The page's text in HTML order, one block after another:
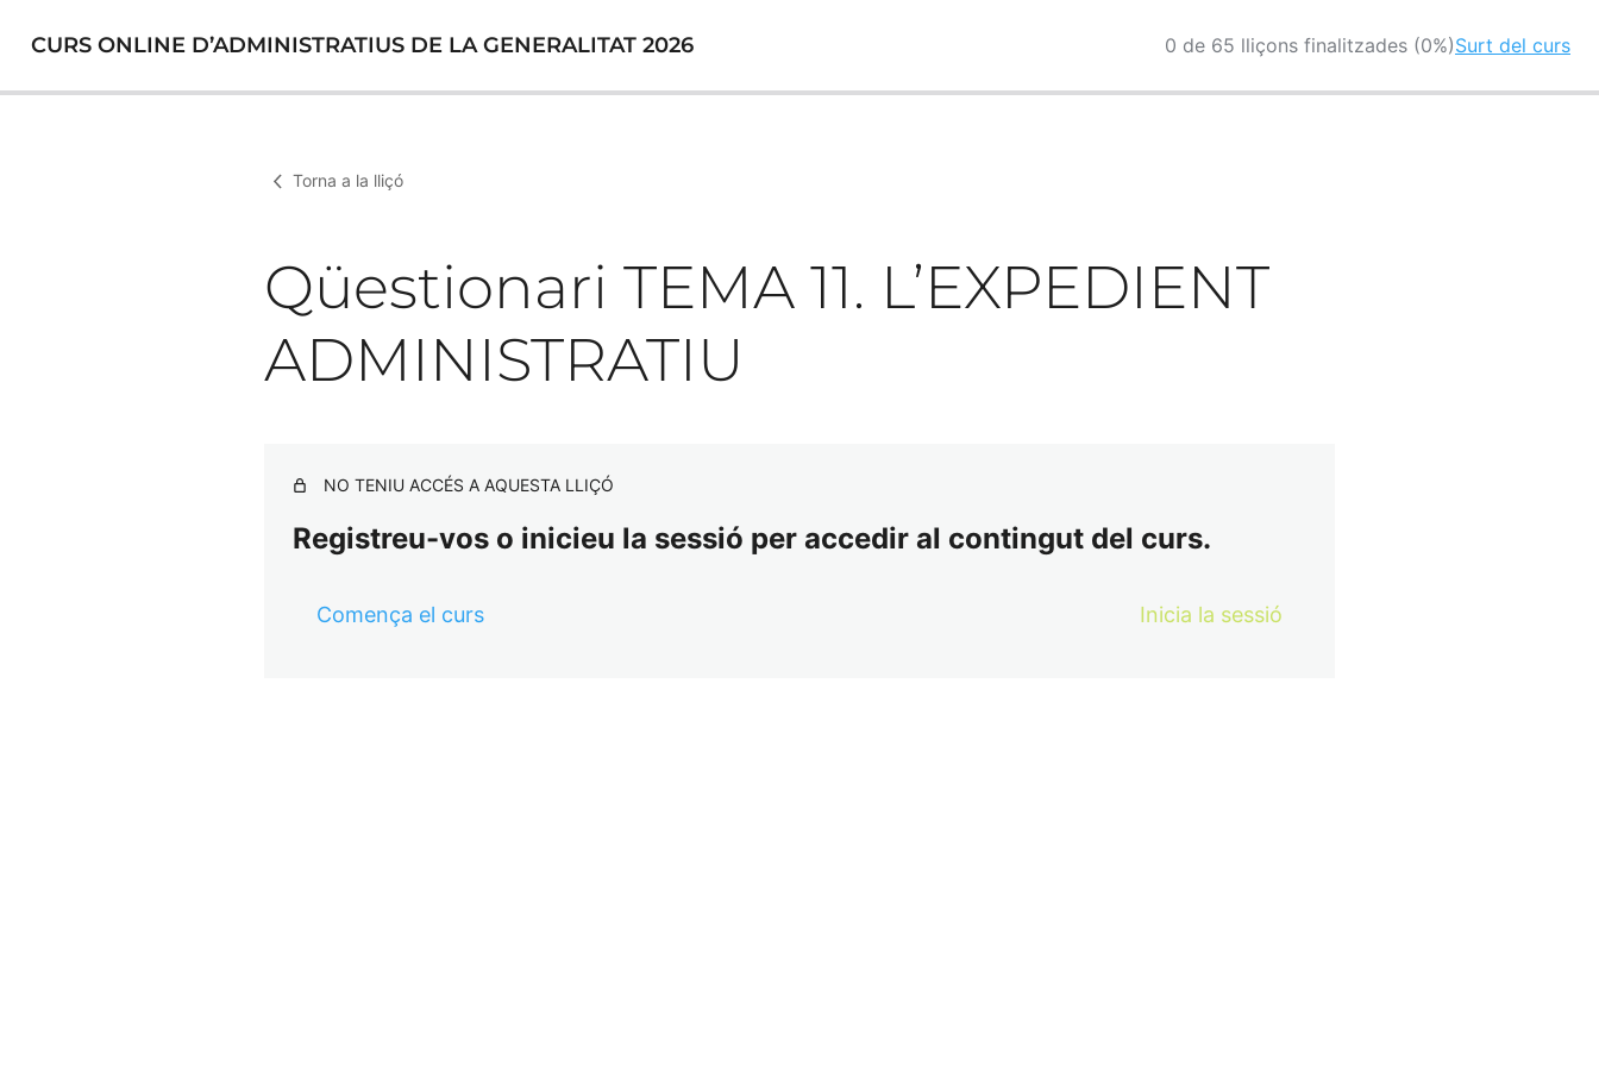
CURS ONLINE D’ADMINISTRATIUS DE LA GENERALITAT 2026 0 de 65 lliçons finalitzades (0%)Surt del curs
Torna a la lliçó
Qüestionari TEMA 11. L’EXPEDIENT
ADMINISTRATIU
NO TENIU ACCÉS A AQUESTA LLIÇÓ
Registreu-vos o inicieu la sessió per accedir al contingut del curs.
Comença el curs Inicia la sessió